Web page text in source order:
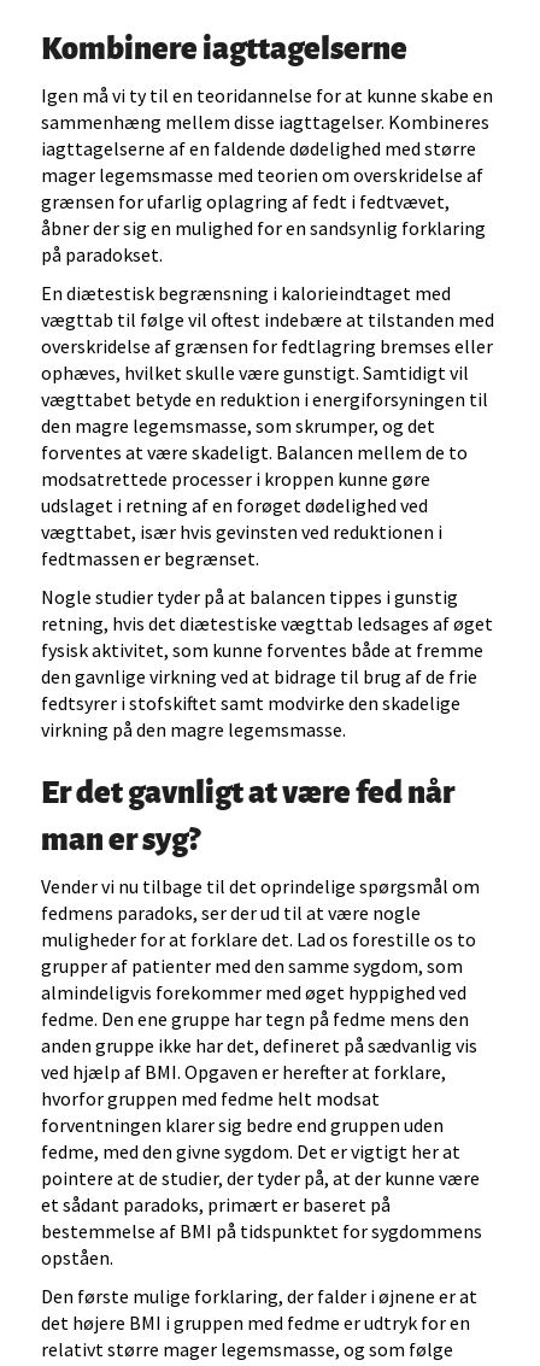
Kombinere iagttagelserne
Igen må vi ty til en teoridannelse for at kunne skabe en
sammenhæng mellem disse iagttagelser. Kombineres
iagttagelserne af en faldende dødelighed med større
mager legemsmasse med teorien om overskridelse af
grænsen for ufarlig oplagring af fedt i fedtvævet,
åbner der sig en mulighed for en sandsynlig forklaring
på paradokset.
En diætestisk begrænsning i kalorieindtaget med
vægttab til følge vil oftest indebære at tilstanden med
overskridelse af grænsen for fedtlagring bremses eller
ophæves, hvilket skulle være gunstigt. Samtidigt vil
vægttabet betyde en reduktion i energiforsyningen til
den magre legemsmasse, som skrumper, og det
forventes at være skadeligt. Balancen mellem de to
modsatrettede processer i kroppen kunne gøre
udslaget i retning af en forøget dødelighed ved
vægttabet, især hvis gevinsten ved reduktionen i
fedtmassen er begrænset.
Nogle studier tyder på at balancen tippes i gunstig
retning, hvis det diætestiske vægttab ledsages af øget
fysisk aktivitet, som kunne forventes både at fremme
den gavnlige virkning ved at bidrage til brug af de frie
fedtsyrer i stofskiftet samt modvirke den skadelige
virkning på den magre legemsmasse.
Er det gavnligt at være fed når
man er syg?
Vender vi nu tilbage til det oprindelige spørgsmål om
fedmens paradoks, ser der ud til at være nogle
muligheder for at forklare det. Lad os forestille os to
grupper af patienter med den samme sygdom, som
almindeligvis forekommer med øget hyppighed ved
fedme. Den ene gruppe har tegn på fedme mens den
anden gruppe ikke har det, defineret på sædvanlig vis
ved hjælp af BMI. Opgaven er herefter at forklare,
hvorfor gruppen med fedme helt modsat
forventningen klarer sig bedre end gruppen uden
fedme, med den givne sygdom. Det er vigtigt her at
pointere at de studier, der tyder på, at der kunne være
et sådant paradoks, primært er baseret på
bestemmelse af BMI på tidspunktet for sygdommens
opståen.
Den første mulige forklaring, der falder i øjnene er at
det højere BMI i gruppen med fedme er udtryk for en
relativt større mager legemsmasse, og som følge